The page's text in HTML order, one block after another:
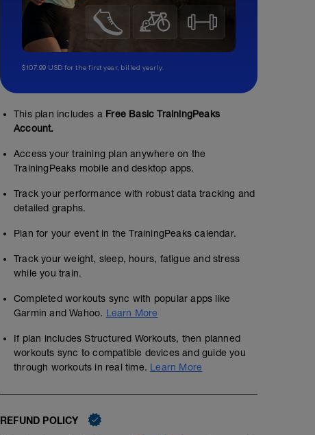
$107.99 USD for the first year, billed yearly.
This plan includes a Free Basic TrainingPeaks
Account.
Access your training plan anywhere on the
TrainingPeaks mobile and desktop apps.
Track your performance with robust data tracking and
detailed graphs.
Plan for your event in the TrainingPeaks calendar.
Track your weight, sleep, hours, fatigue and stress
while you train.
Completed workouts sync with popular apps like
Garmin and Wahoo. Learn More
If plan includes Structured Workouts, then planned
workouts sync to compatible devices and guide you
through workouts in real time. Learn More
REFUND POLICY